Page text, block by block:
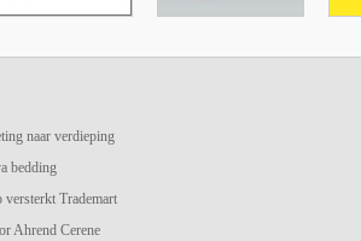
naar verdieping
bedding
versterkt Trademart
Ahrend Cerene